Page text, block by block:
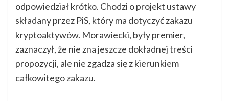
odpowiedział krótko. Chodzi o projekt ustawy
składany przez PiS, który ma dotyczyć zakazu
kryptoaktywów. Morawiecki, były premier,
zaznaczył, że nie zna jeszcze dokładnej treści
propozycji, ale nie zgadza się z kierunkiem
całkowitego zakazu.